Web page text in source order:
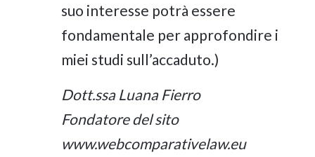
suo interesse potrà essere
fondamentale per approfondire i
miei studi sull’accaduto.)
Dott.ssa Luana Fierro
Fondatore del sito
www.webcomparativelaw.eu